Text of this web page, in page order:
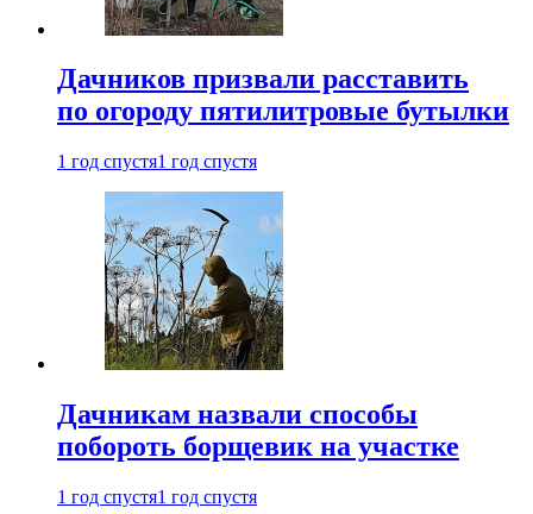
Дачников призвали расставить
по огороду пятилитровые бутылки
1 год спустя1 год спустя
Дачникам назвали способы
побороть борщевик на участке
1 год спустя1 год спустя